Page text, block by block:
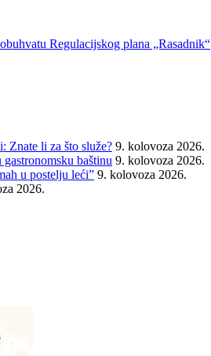
Regulacijskog plana „Rasadnik“
Znate li za što služe? 9. kolovoza 2026.
baštinu 9. kolovoza 2026.
u postelju leći” 9. kolovoza 2026.
2026.